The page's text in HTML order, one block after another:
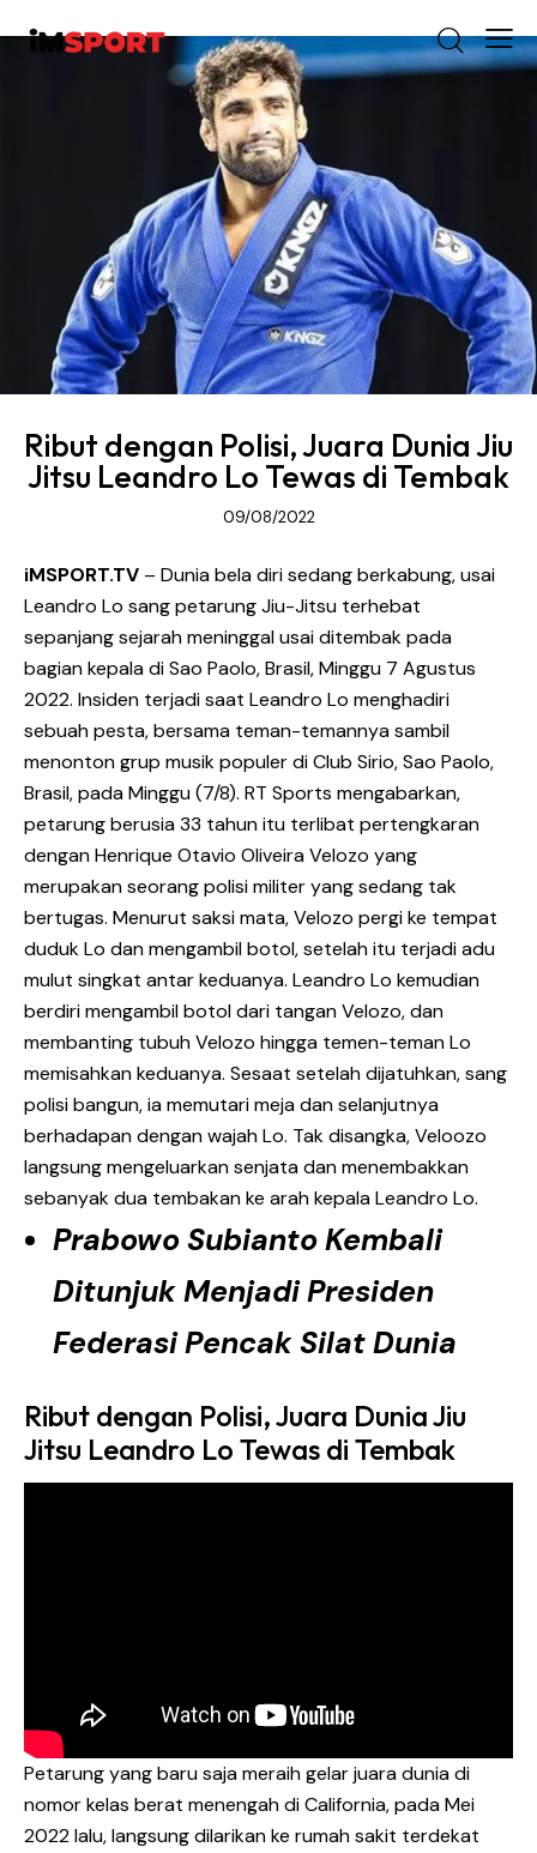
Ribut dengan Polisi, Juara Dunia Jiu
Jitsu Leandro Lo Tewas di Tembak
09/08/2022
iMSPORT.TV – Dunia bela diri sedang berkabung, usai
Leandro Lo sang petarung Jiu-Jitsu terhebat
sepanjang sejarah meninggal usai ditembak pada
bagian kepala di Sao Paolo, Brasil, Minggu 7 Agustus
2022. Insiden terjadi saat Leandro Lo menghadiri
sebuah pesta, bersama teman-temannya sambil
menonton grup musik populer di Club Sirio, Sao Paolo,
Brasil, pada Minggu (7/8). RT Sports mengabarkan,
petarung berusia 33 tahun itu terlibat pertengkaran
dengan Henrique Otavio Oliveira Velozo yang
merupakan seorang polisi militer yang sedang tak
bertugas. Menurut saksi mata, Velozo pergi ke tempat
duduk Lo dan mengambil botol, setelah itu terjadi adu
mulut singkat antar keduanya. Leandro Lo kemudian
berdiri mengambil botol dari tangan Velozo, dan
membanting tubuh Velozo hingga temen-teman Lo
memisahkan keduanya. Sesaat setelah dijatuhkan, sang
polisi bangun, ia memutari meja dan selanjutnya
berhadapan dengan wajah Lo. Tak disangka, Veloozo
langsung mengeluarkan senjata dan menembakkan
sebanyak dua tembakan ke arah kepala Leandro Lo.
Prabowo Subianto Kembali
Ditunjuk Menjadi Presiden
Federasi Pencak Silat Dunia
Ribut dengan Polisi, Juara Dunia Jiu
Jitsu Leandro Lo Tewas di Tembak
Petarung yang baru saja meraih gelar juara dunia di
nomor kelas berat menengah di California, pada Mei
2022 lalu, langsung dilarikan ke rumah sakit terdekat